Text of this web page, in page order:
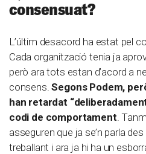
consensuat?
L’últim desacord ha estat pel
Cada organització tenia ja
però ara tots estan d’acord a
consens.Segons Podem,
han retardat
codi de comportament .
asseguren que ja se’n parla
treballant i ara ja hi ha un